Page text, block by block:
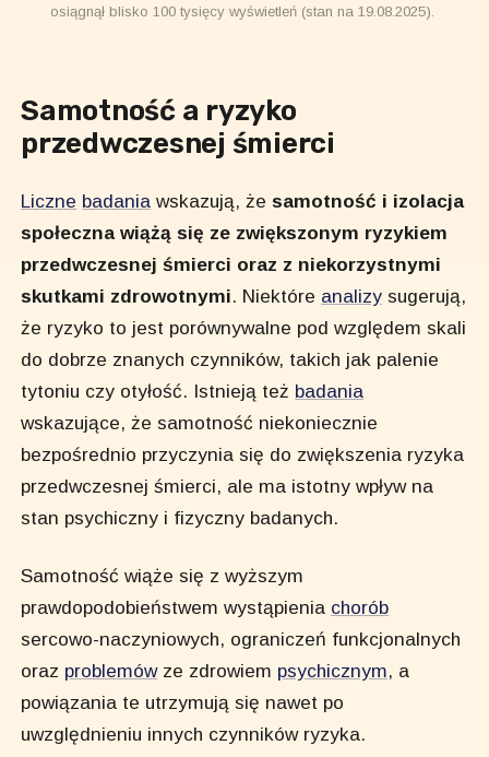
osiągnął blisko 100 tysięcy wyświetleń (stan na 19.08.2025).
Samotność a ryzyko
przedwczesnej śmierci
Liczne badania wskazują, żesamotność i izolacja
społeczna wiążą się ze zwiększonym ryzykiem
przedwczesnej śmierci oraz z niekorzystnymi
skutkami zdrowotnymi. Niektóre analizy sugerują,
że ryzyko to jest porównywalne pod względem skali
do dobrze znanych czynników, takich jak palenie
tytoniu czy otyłość. Istnieją też badania
wskazujące, że samotność niekoniecznie
bezpośrednio przyczynia się do zwiększenia ryzyka
przedwczesnej śmierci, ale ma istotny wpływ na
stan psychiczny i fizyczny badanych.
Samotność wiąże się z wyższym
prawdopodobieństwem wystąpienia chorób
sercowo-naczyniowych, ograniczeń funkcjonalnych
oraz problemówze zdrowiem psychicznym, a
powiązania te utrzymują się nawet po
uwzględnieniu innych czynników ryzyka.